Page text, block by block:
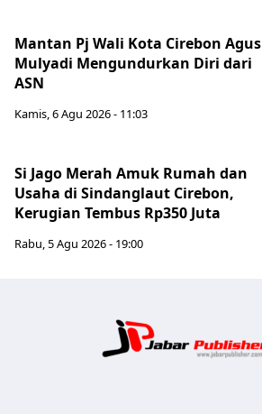
Mantan Pj Wali Kota Cirebon Agus
Mulyadi Mengundurkan Diri dari
ASN
Kamis, 6 Agu 2026 - 11:03
Si Jago Merah Amuk Rumah dan
Usaha di Sindanglaut Cirebon,
Kerugian Tembus Rp350 Juta
Rabu, 5 Agu 2026 - 19:00